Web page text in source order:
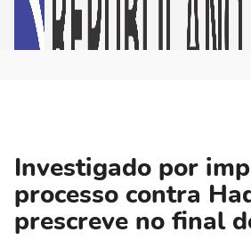
Investigado por
processo contra
prescreve no final